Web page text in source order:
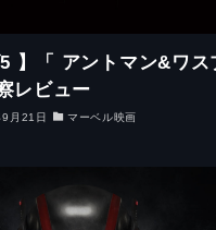
5 】「 アントマン&ワス
レビュー
月21日 マーベル映画